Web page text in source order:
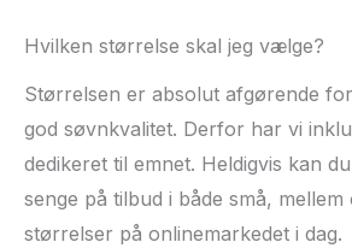
Hvilken størrelse skal jeg vælge?
Størrelsen er absolut afgørende
god søvnkvalitet. Derfor har vi
dedikeret til emnet. Heldigvis kan
senge på tilbud i både små, mellem
størrelser på onlinemarkedet i dag.